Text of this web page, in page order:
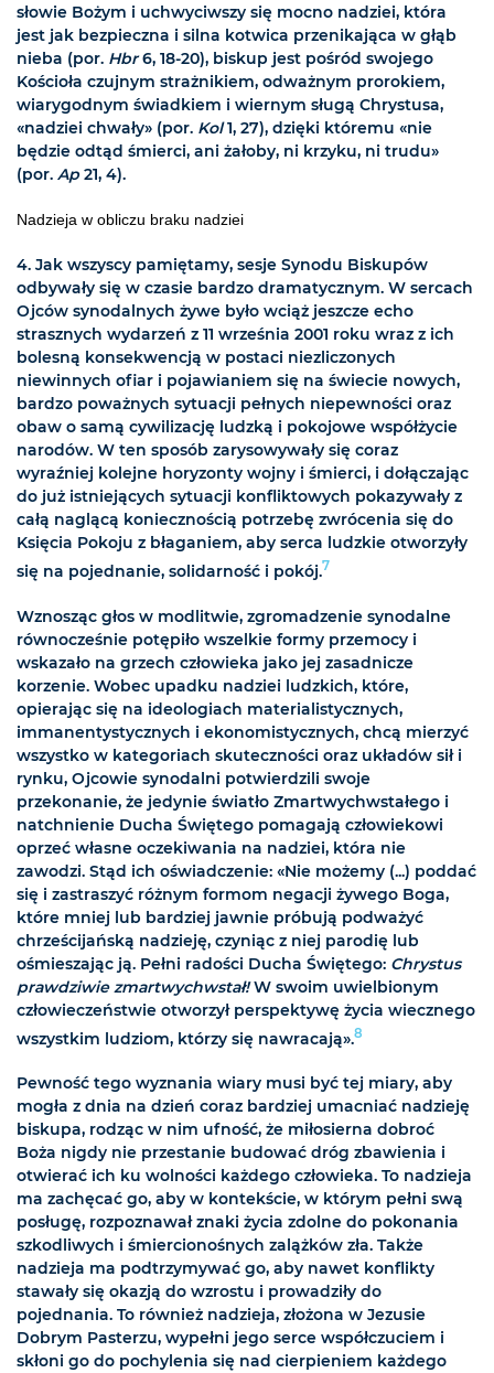
słowie Bożym i uchwyciwszy się mocno nadziei, która
jest jak bezpieczna i silna kotwica przenikająca w głąb
nieba (por. Hbr6, 18-20), biskup jest pośród swojego
Kościoła czujnym strażnikiem, odważnym prorokiem,
wiarygodnym świadkiem i wiernym sługą Chrystusa,
«nadziei chwały» (por. Kol1, 27), dzięki któremu «nie
będzie odtąd śmierci, ani żałoby, ni krzyku, ni trudu»
(por. Ap21, 4).
Nadzieja w obliczu braku nadziei
4. Jak wszyscy pamiętamy, sesje Synodu Biskupów
odbywały się w czasie bardzo dramatycznym. W sercach
Ojców synodalnych żywe było wciąż jeszcze echo
strasznych wydarzeń z 11 września 2001 roku wraz z ich
bolesną konsekwencją w postaci niezliczonych
niewinnych ofiar i pojawianiem się na świecie nowych,
bardzo poważnych sytuacji pełnych niepewności oraz
obaw o samą cywilizację ludzką i pokojowe współżycie
narodów. W ten sposób zarysowywały się coraz
wyraźniej kolejne horyzonty wojny i śmierci, i dołączając
do już istniejących sytuacji konfliktowych pokazywały z
całą naglącą koniecznością potrzebę zwrócenia się do
Księcia Pokoju z błaganiem, aby serca ludzkie otworzyły
się na pojednanie, solidarność i pokój.7
Wznosząc głos w modlitwie, zgromadzenie synodalne
równocześnie potępiło wszelkie formy przemocy i
wskazało na grzech człowieka jako jej zasadnicze
korzenie. Wobec upadku nadziei ludzkich, które,
opierając się na ideologiach materialistycznych,
immanentystycznych i ekonomistycznych, chcą mierzyć
wszystko w kategoriach skuteczności oraz układów sił i
rynku, Ojcowie synodalni potwierdzili swoje
przekonanie, że jedynie światło Zmartwychwstałego i
natchnienie Ducha Świętego pomagają człowiekowi
oprzeć własne oczekiwania na nadziei, która nie
zawodzi. Stąd ich oświadczenie: «Nie możemy (...) poddać
się i zastraszyć różnym formom negacji żywego Boga,
które mniej lub bardziej jawnie próbują podważyć
chrześcijańską nadzieję, czyniąc z niej parodię lub
ośmieszając ją. Pełni radości Ducha Świętego: Chrystus
prawdziwie zmartwychwstał!W swoim uwielbionym
człowieczeństwie otworzył perspektywę życia wiecznego
wszystkim ludziom, którzy się nawracają».8
Pewność tego wyznania wiary musi być tej miary, aby
mogła z dnia na dzień coraz bardziej umacniać nadzieję
biskupa, rodząc w nim ufność, że miłosierna dobroć
Boża nigdy nie przestanie budować dróg zbawienia i
otwierać ich ku wolności każdego człowieka. To nadzieja
ma zachęcać go, aby w kontekście, w którym pełni swą
posługę, rozpoznawał znaki życia zdolne do pokonania
szkodliwych i śmiercionośnych zalążków zła. Także
nadzieja ma podtrzymywać go, aby nawet konflikty
stawały się okazją do wzrostu i prowadziły do
pojednania. To również nadzieja, złożona w Jezusie
Dobrym Pasterzu, wypełni jego serce współczuciem i
skłoni go do pochylenia się nad cierpieniem każdego